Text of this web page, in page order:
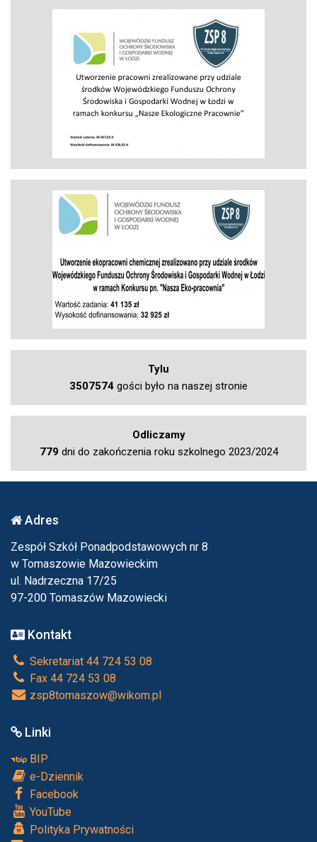
Tylu
3507574 gości było na naszej stronie
Odliczamy
779 dni do zakończenia roku szkolnego 2023/2024
Adres
Zespół Szkół Ponadpodstawowych nr 8
w Tomaszowie Mazowieckim
ul. Nadrzeczna 17/25
97-200 Tomaszów Mazowiecki
Kontakt
Sekretariat 44 724 53 08
Fax 44 724 53 08
zsp8tomaszow@wikom.pl
Linki
BIP
e-Dziennik
Facebook
YouTube
Polityka Prywatności